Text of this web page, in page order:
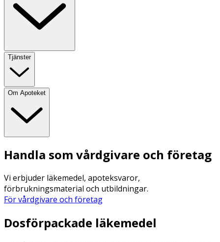
Tjänster
Om Apoteket
Handla som vårdgivare och företag
Vi erbjuder läkemedel, apoteksvaror,
förbrukningsmaterial och utbildningar.
För vårdgivare och företag
Dosförpackade läkemedel